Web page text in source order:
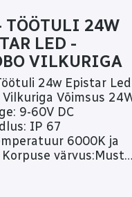
TÖÖTULI 24W
LED -
VILKURIGA
24w Epistar
Võimsus 24W
9-60V DC
IP 67
6000K ja